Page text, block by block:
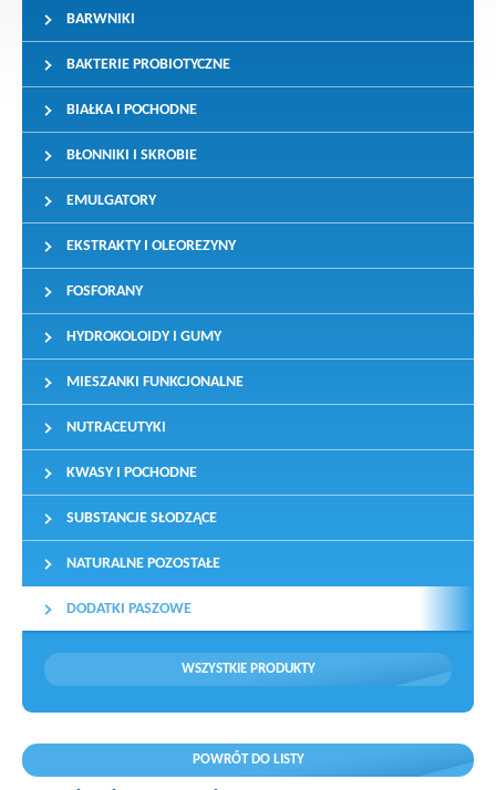
BARWNIKI
BAKTERIE PROBIOTYCZNE
BIAŁKA I POCHODNE
BŁONNIKI I SKROBIE
EMULGATORY
EKSTRAKTY I OLEOREZYNY
FOSFORANY
HYDROKOLOIDY I GUMY
MIESZANKI FUNKCJONALNE
NUTRACEUTYKI
KWASY I POCHODNE
SUBSTANCJE SŁODZĄCE
NATURALNE POZOSTAŁE
DODATKI PASZOWE
WSZYSTKIE PRODUKTY
POWRÓT DO LISTY